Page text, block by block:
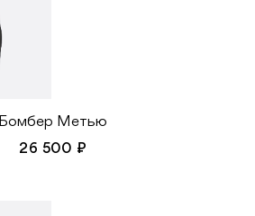
Бомбер Метью
26 500 ₽